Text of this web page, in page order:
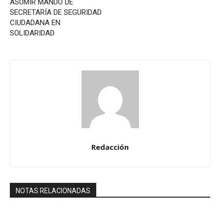
ASUMIR MANDO DE
SECRETARÍA DE SEGURIDAD
CIUDADANA EN
SOLIDARIDAD
Redacción
NOTAS RELACIONADAS